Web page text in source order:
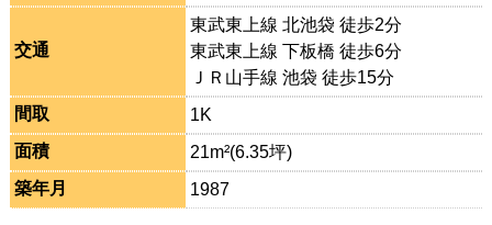
交通
東武東上線 北池袋 徒歩2分
東武東上線 下板橋 徒歩6分
ＪＲ山手線 池袋 徒歩15分
間取
1K
面積
21m²(6.35坪)
築年月
1987